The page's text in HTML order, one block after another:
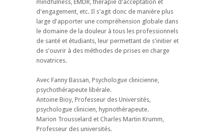
mindfulness, EMDR, thérapie d'acceptation et
d'engagement, etc. Il s'agit donc de manière plus
large d'apporter une compréhension globale dans
le domaine de la douleur à tous les professionnels
de santé et étudiants, leur permettant de s'initier et
de s'ouvrir à des méthodes de prises en charge
novatrices.
Avec Fanny Bassan, Psychologue clinicienne,
psychothérapeute libérale.
Antoine Bioy, Professeur des Universités,
psychologue clinicien, hypnothérapeute.
Marion Trousselard et Charles Martin Krumm,
Professeur des universités.